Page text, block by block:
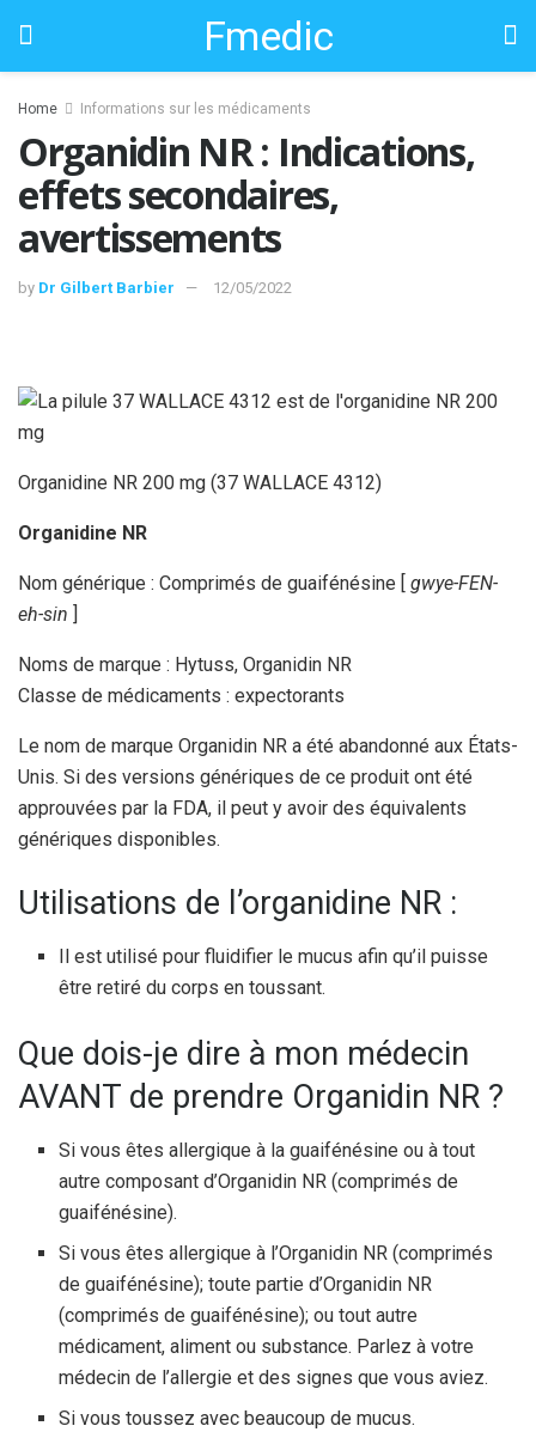
Fmedic
Home Informations sur les médicaments
Organidin NR : Indications,
effets secondaires,
avertissements
by Dr Gilbert Barbier 12/05/2022
Organidine NR 200 mg (37 WALLACE 4312)
Organidine NR
Nom générique : Comprimés de guaifénésine [ gwye-FEN-
eh-sin ]
Noms de marque : Hytuss, Organidin NR
Classe de médicaments : expectorants
Le nom de marque Organidin NR a été abandonné aux États-
Unis. Si des versions génériques de ce produit ont été
approuvées par la FDA, il peut y avoir des équivalents
génériques disponibles.
Utilisations de l’organidine NR :
Il est utilisé pour fluidifier le mucus afin qu’il puisse
être retiré du corps en toussant.
Que dois-je dire à mon médecin
AVANT de prendre Organidin NR ?
Si vous êtes allergique à la guaifénésine ou à tout
autre composant d’Organidin NR (comprimés de
guaifénésine).
Si vous êtes allergique à l’Organidin NR (comprimés
de guaifénésine); toute partie d’Organidin NR
(comprimés de guaifénésine); ou tout autre
médicament, aliment ou substance. Parlez à votre
médecin de l’allergie et des signes que vous aviez.
Si vous toussez avec beaucoup de mucus.